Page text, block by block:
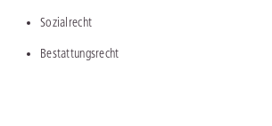
Sozialrecht
Bestattungsrecht